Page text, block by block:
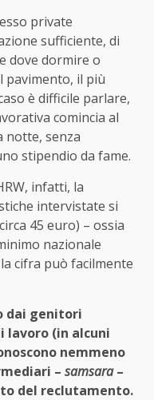
private
sufficiente, di
dove dormire o
pavimento, il più
è difficile parlare,
comincia al
notte, senza
stipendio da fame.
infatti, la
intervistate si
45 euro) – ossia
nazionale
cifra può facilmente
dai genitori
(in alcuni
nemmeno
– samsara–
del reclutamento.